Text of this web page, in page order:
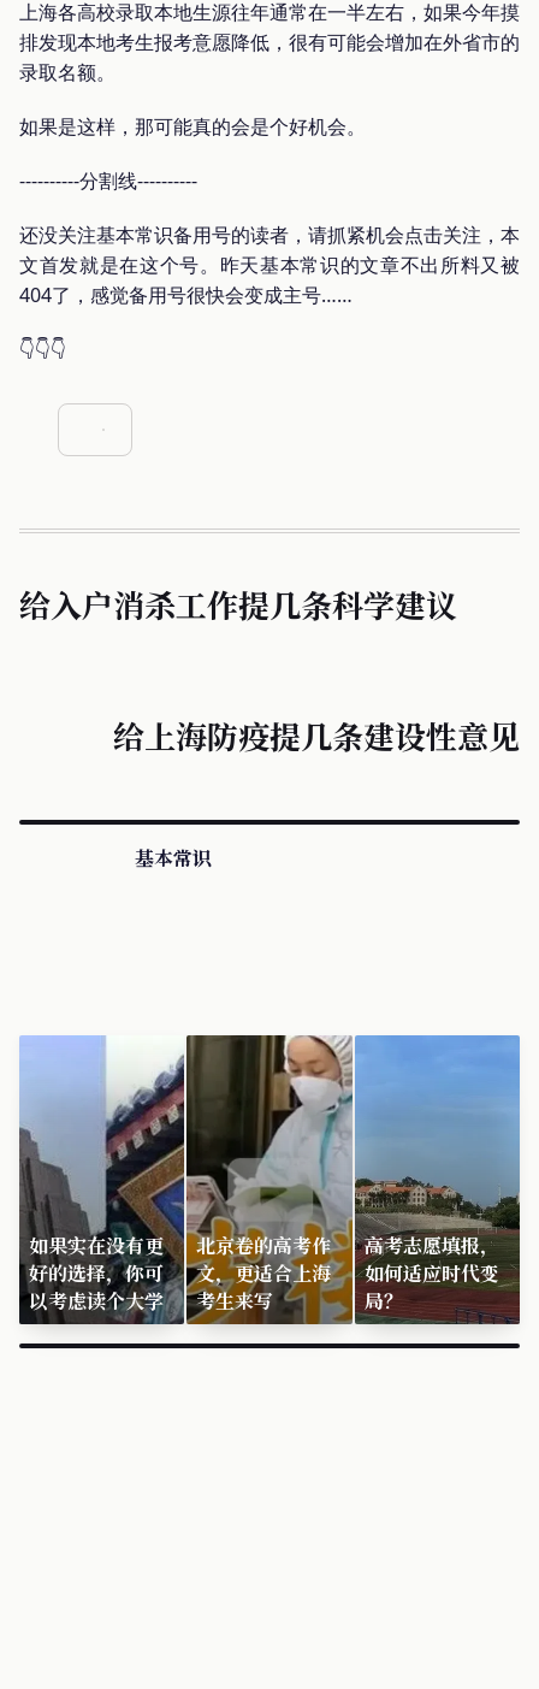
上海各高校录取本地生源往年通常在一半左右，如果今年摸
排发现本地考生报考意愿降低，很有可能会增加在外省市的
录取名额。
如果是这样，那可能真的会是个好机会。
----------分割线----------
还没关注基本常识备用号的读者，请抓紧机会点击关注，本
文首发就是在这个号。昨天基本常识的文章不出所料又被
404了，感觉备用号很快会变成主号……
👇👇👇
给入户消杀工作提几条科学建议
给上海防疫提几条建设性意见
基本常识
如果实在没有更
好的选择，你可
以考虑读个大学
北京卷的高考作
文，更适合上海
考生来写
高考志愿填报，
如何适应时代变
局？